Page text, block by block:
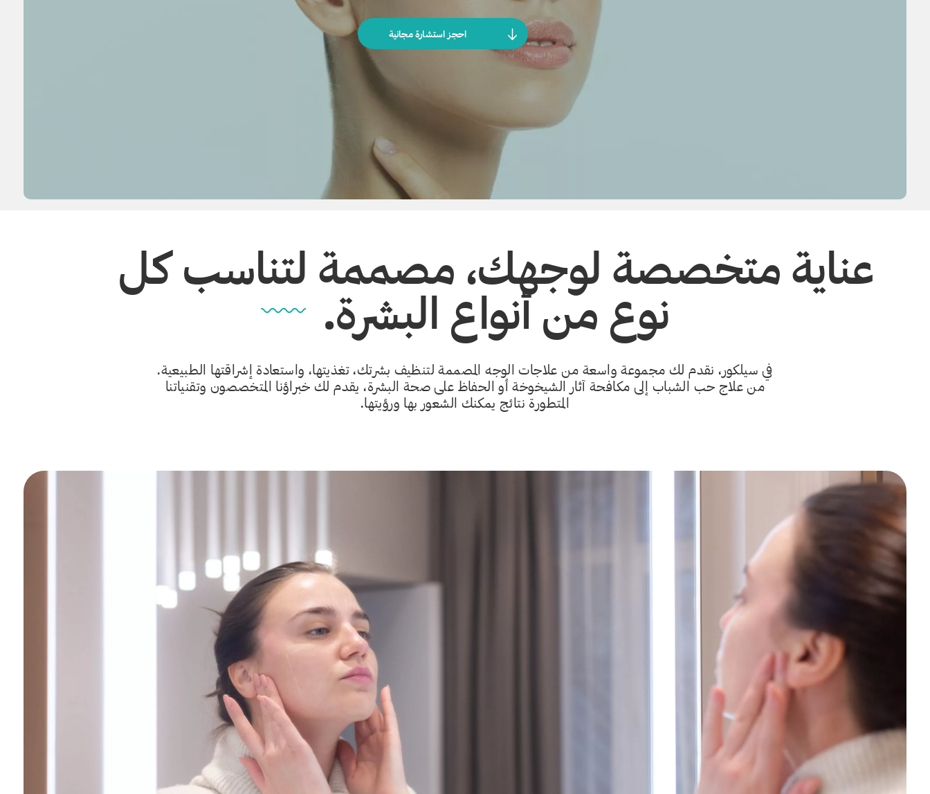
احجز استشارة مجانية
عناية متخصصة لوجهك، مصممة لتناسب كل
نوع من أنواع البشرة.
في سيلكور، نقدم لك مجموعة واسعة من علاجات الوجه المصممة لتنظيف بشرتك، تغذيتها، واستعادة إشراقتها الطبيعية.
من علاج حب الشباب إلى مكافحة آثار الشيخوخة أو الحفاظ على صحة البشرة، يقدم لك خبراؤنا المتخصصون وتقنياتنا
المتطورة نتائج يمكنك الشعور بها ورؤيتها.